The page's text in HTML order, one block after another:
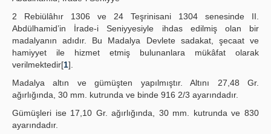
Publication Policies
Guidelines
Contact Us
2 Rebiülâhır 1306 ve 24 Teşrinisani 1304 senesinde II.
Abdülhamid’in İrade-i Seniyyesiyle ihdas edilmiş olan bir
madalyanın adıdır. Bu Madalya Devlete sadakat, şecaat ve
hamiyyet ile hizmet etmiş bulunanlara mükâfat olarak
verilmektedir[1].
Madalya altın ve gümüşten yapılmıştır. Altını 27,48 Gr.
ağırlığında, 30 mm. kutrunda ve binde 916 2/3 ayarındadır.
Gümüşleri ise 17,10 Gr. ağırlığında, 30 mm. kutrunda ve 830
ayarındadır.